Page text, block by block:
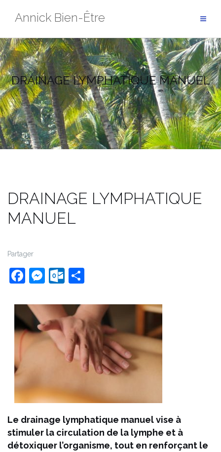
Annick Bien-Être
DRAINAGE LYMPHATIQUE MANUEL
DRAINAGE LYMPHATIQUE
MANUEL
Partager
Facebook
Messenger
Outlook.com
Le drainage lymphatique manuel vise à
stimuler la circulation de la lymphe et à
détoxiquer l’organisme, tout en renforçant le